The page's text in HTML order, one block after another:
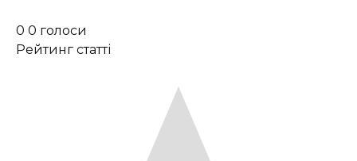
0 0 голоси
Рейтинг статті